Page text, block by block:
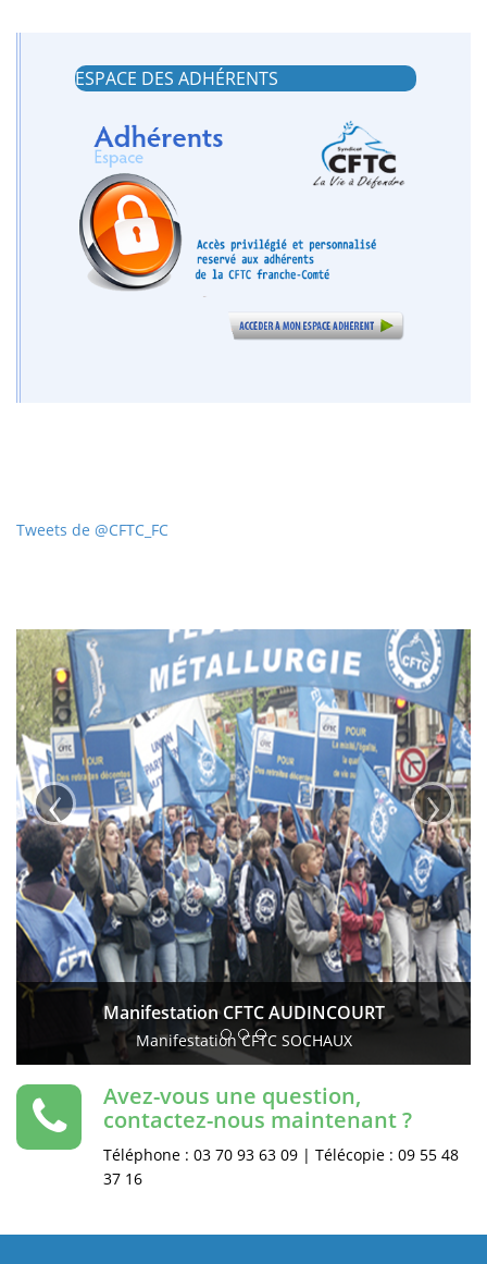
ESPACE DES ADHÉRENTS
Tweets de @CFTC_FC
Manifestation CFTC AUDINCOURT
Manifestation CFTC SOCHAUX
‹ ›
Avez-vous une question,
contactez-nous maintenant ?
Téléphone : 03 70 93 63 09 | Télécopie : 09 55 48
37 16